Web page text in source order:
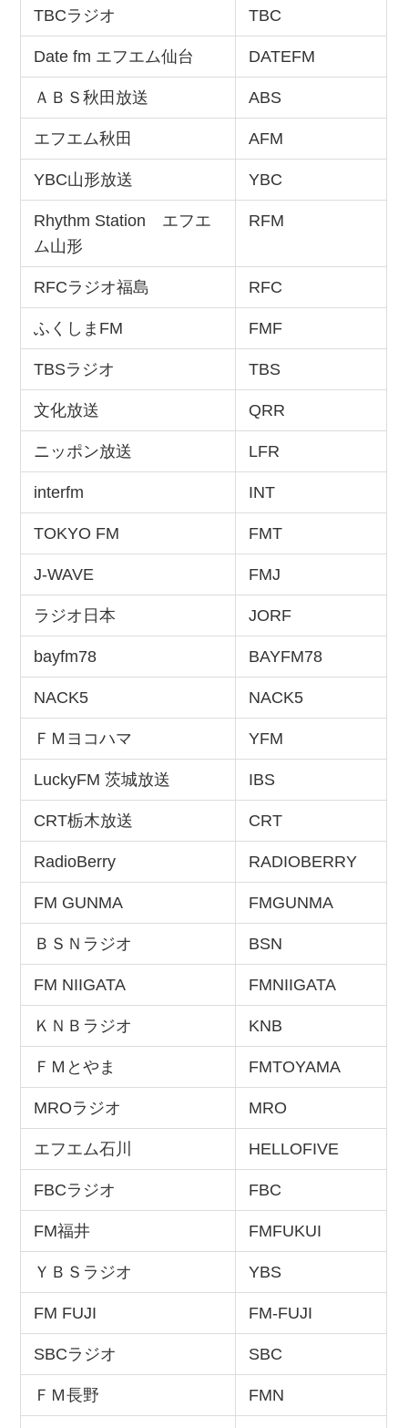
TBCラジオ TBC
Date fm エフエム仙台 DATEFM
ＡＢＳ秋田放送 ABS
エフエム秋田 AFM
YBC山形放送 YBC
Rhythm Station エフエ
ム山形
RFM
RFCラジオ福島 RFC
ふくしまFM FMF
TBSラジオ TBS
文化放送 QRR
ニッポン放送 LFR
interfm INT
TOKYO FM FMT
J-WAVE FMJ
ラジオ日本 JORF
bayfm78 BAYFM78
NACK5 NACK5
ＦＭヨコハマ YFM
LuckyFM 茨城放送 IBS
CRT栃木放送 CRT
RadioBerry RADIOBERRY
FM GUNMA FMGUNMA
ＢＳＮラジオ BSN
FM NIIGATA FMNIIGATA
ＫＮＢラジオ KNB
ＦＭとやま FMTOYAMA
MROラジオ MRO
エフエム石川 HELLOFIVE
FBCラジオ FBC
FM福井 FMFUKUI
ＹＢＳラジオ YBS
FM FUJI FM-FUJI
SBCラジオ SBC
ＦＭ長野 FMN